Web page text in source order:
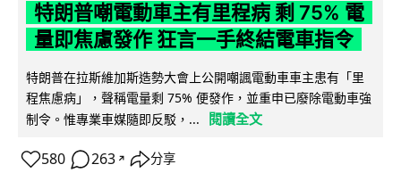
特朗普嘲電動車主有里程病 剩 75% 電
量即焦慮發作 狂言一手終結電車指令
特朗普在拉斯維加斯造勢大會上公開嘲諷電動車車主患有「里
程焦慮病」，聲稱電量剩 75% 便發作，並重申已廢除電動車強
制令。惟專業車媒隨即反駁，...
閱讀全文
580 263 ↗ 分享